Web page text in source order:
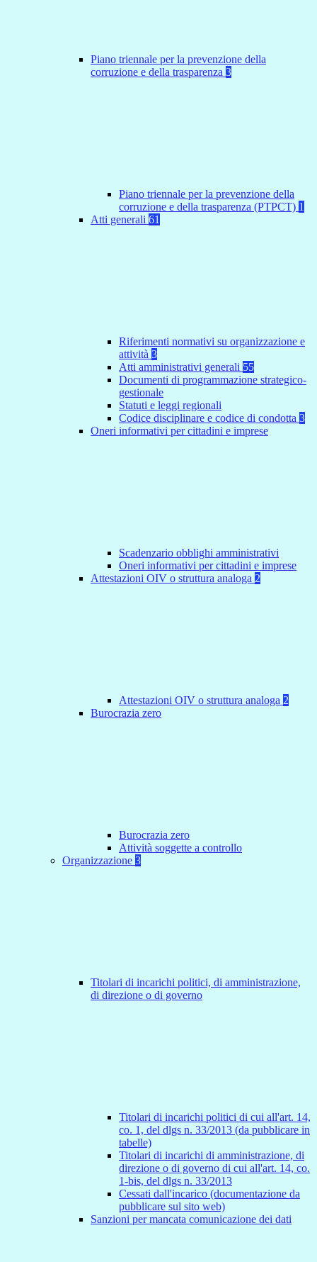
Piano triennale per la prevenzione della
corruzione e della trasparenza 3
Piano triennale per la prevenzione della
corruzione e della trasparenza (PTPCT) 1
Atti generali 61
Riferimenti normativi su organizzazione e
attività 3
Atti amministrativi generali 55
Documenti di programmazione strategico-
gestionale
Statuti e leggi regionali
Codice disciplinare e codice di condotta 3
Oneri informativi per cittadini e imprese
Scadenzario obblighi amministrativi
Oneri informativi per cittadini e imprese
Attestazioni OIV o struttura analoga 2
Attestazioni OIV o struttura analoga 2
Burocrazia zero
Burocrazia zero
Attività soggette a controllo
Organizzazione 3
Titolari di incarichi politici, di amministrazione,
di direzione o di governo
Titolari di incarichi politici di cui all'art. 14,
co. 1, del dlgs n. 33/2013 (da pubblicare in
tabelle)
Titolari di incarichi di amministrazione, di
direzione o di governo di cui all'art. 14, co.
1-bis, del dlgs n. 33/2013
Cessati dall'incarico (documentazione da
pubblicare sul sito web)
Sanzioni per mancata comunicazione dei dati